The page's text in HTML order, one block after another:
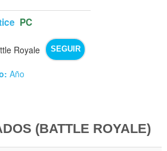
PC
SEGUIR
Royale
Año
(BATTLE ROYALE)